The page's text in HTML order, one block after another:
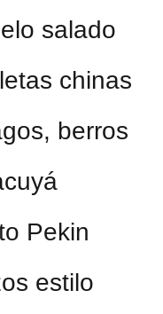
salado
chinas
berros
Pekin
estilo